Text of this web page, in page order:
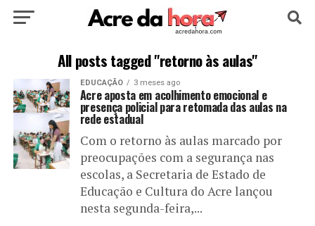
HOME POLÍTICA CULTURA ESPORTE
EDUCAÇÃO NOTÍCIA MUNDO
All posts tagged "retorno às aulas"
EDUCAÇÃO 3 meses ago
Acre aposta em acolhimento emocional e
presença policial para retomada das aulas na
rede estadual
Com o retorno às aulas marcado por
preocupações com a segurança nas
escolas, a Secretaria de Estado de
Educação e Cultura do Acre lançou
nesta segunda-feira,...